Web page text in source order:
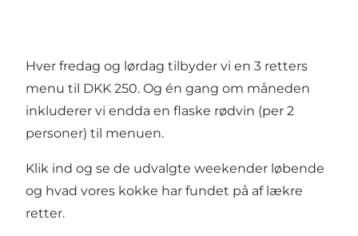
Hver fredag og lørdag tilbyder vi en 3 retters
menu til DKK 250. Og én gang om måneden
inkluderer vi endda en flaske rødvin (per 2
personer) til menuen.
Klik ind og se de udvalgte weekender løbende
og hvad vores kokke har fundet på af lækre
retter.